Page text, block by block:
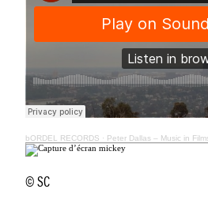
bORDEL RECORDS · Peter Dallas – Music in
© SC